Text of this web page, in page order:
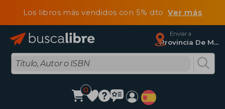
Los libros más vendidos con 5% dtoVer más
Enviar a
Provincia De Madrid
0